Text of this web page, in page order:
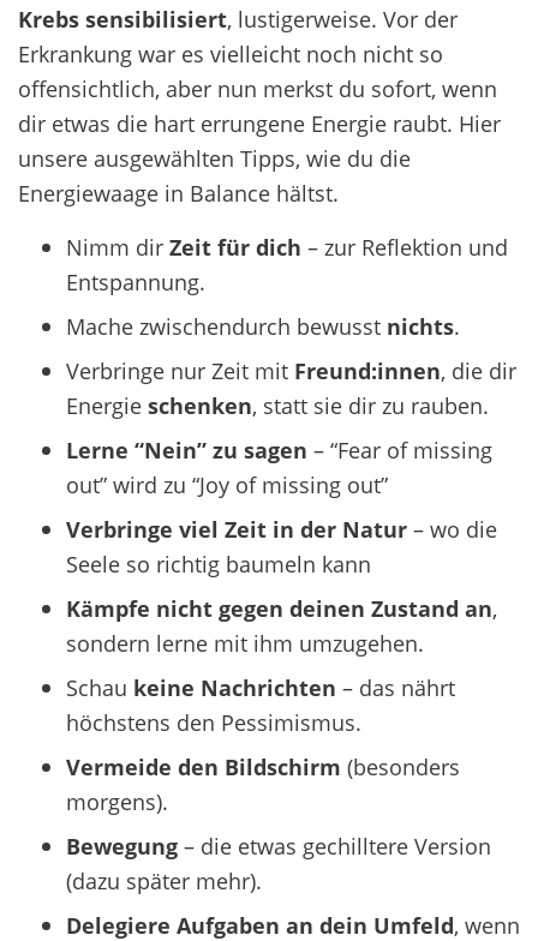
Krebs sensibilisiert, lustigerweise. Vor der
Erkrankung war es vielleicht noch nicht so
offensichtlich, aber nun merkst du sofort, wenn
dir etwas die hart errungene Energie raubt. Hier
unsere ausgewählten Tipps, wie du die
Energiewaage in Balance hältst.
Nimm dir Zeit für dich – zur Reflektion und
Entspannung.
Mache zwischendurch bewusst nichts.
Verbringe nur Zeit mit Freund:innen, die dir
Energie schenken, statt sie dir zu rauben.
Lerne “Nein” zu sagen – “Fear of missing
out” wird zu “Joy of missing out”
Verbringe viel Zeit in der Natur – wo die
Seele so richtig baumeln kann
Kämpfe nicht gegen deinen Zustand an,
sondern lerne mit ihm umzugehen.
Schau keine Nachrichten – das nährt
höchstens den Pessimismus.
Vermeide den Bildschirm (besonders
morgens).
Bewegung – die etwas gechilltere Version
(dazu später mehr).
Delegiere Aufgaben an dein Umfeld, wenn